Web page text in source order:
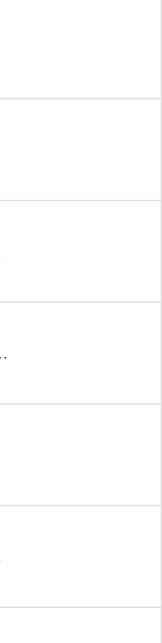
다.
강사님 구합니다.
모집